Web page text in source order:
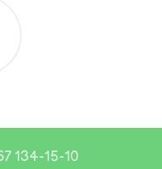
134-15-10